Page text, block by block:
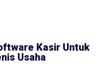
Kasir Untuk
Usaha